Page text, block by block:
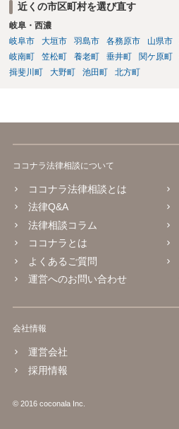
近くの市区町村を選び直す
岐阜・西濃
岐阜市
大垣市 羽島市 各務原市 山県市
岐南町
笠松町 養老町 垂井町 関ケ原町
揖斐川町
大野町 池田町 北方町
ココナラ法律相談について
ココナラ法律相談とは
法律Q&A
法律相談コラム
ココナラとは
よくあるご質問
運営へのお問い合わせ
会社情報
運営会社
採用情報
© 2016 coconala Inc.